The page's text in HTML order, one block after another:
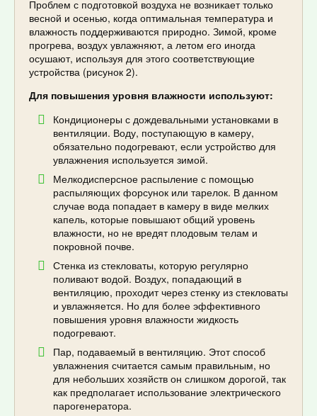
Проблем с подготовкой воздуха не возникает только
весной и осенью, когда оптимальная температура и
влажность поддерживаются природно. Зимой, кроме
прогрева, воздух увлажняют, а летом его иногда
осушают, используя для этого соответствующие
устройства (рисунок 2).
Для повышения уровня влажности используют:
Кондиционеры с дождевальными установками в
вентиляции. Воду, поступающую в камеру,
обязательно подогревают, если устройство для
увлажнения используется зимой.
Мелкодисперсное распыление с помощью
распыляющих форсунок или тарелок. В данном
случае вода попадает в камеру в виде мелких
капель, которые повышают общий уровень
влажности, но не вредят плодовым телам и
покровной почве.
Стенка из стекловаты, которую регулярно
поливают водой. Воздух, попадающий в
вентиляцию, проходит через стенку из стекловаты
и увлажняется. Но для более эффективного
повышения уровня влажности жидкость
подогревают.
Пар, подаваемый в вентиляцию. Этот способ
увлажнения считается самым правильным, но
для небольших хозяйств он слишком дорогой, так
как предполагает использование электрического
парогенератора.